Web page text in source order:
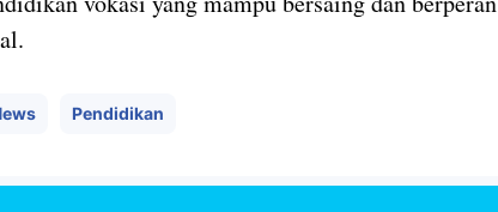
Pendidikan